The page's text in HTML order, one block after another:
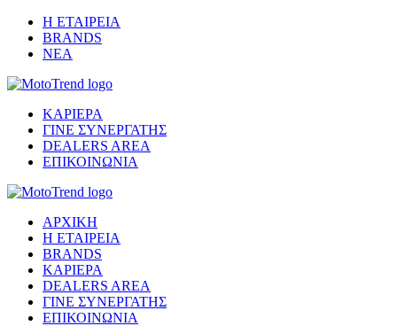
Η ΕΤΑΙΡΕΙΑ
BRANDS
ΝΕΑ
ΚΑΡΙΕΡΑ
ΓΙΝΕ ΣΥΝΕΡΓΑΤΗΣ
DEALERS AREA
ΕΠΙΚΟΙΝΩΝΙΑ
ΑΡΧΙΚΗ
Η ΕΤΑΙΡΕΙΑ
BRANDS
ΚΑΡΙΕΡΑ
DEALERS AREA
ΓΙΝΕ ΣΥΝΕΡΓΑΤΗΣ
ΕΠΙΚΟΙΝΩΝΙΑ